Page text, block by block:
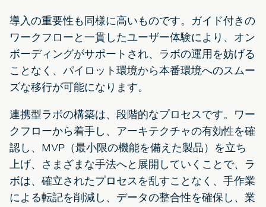
導入の重要性も同様に高いものです。ガイド付きの
ワークフローと一貫したユーザー体験により、オン
ボーディングがサポートされ、ラボの運用を妨げる
ことなく、パイロット環境から本番環境へのスムー
ズな移行が可能になります。
連携型ラボの構築は、段階的なプロセスです。ワー
クフローから着手し、アーキテクチャの有効性を確
認し、MVP（最小限の機能を備えた製品）を立ち
上げ、さまざまな手法へと展開していくことで、ラ
ボは、確立されたプロセスを乱すことなく、手作業
による転記を削減し、データの整合性を確保し、業